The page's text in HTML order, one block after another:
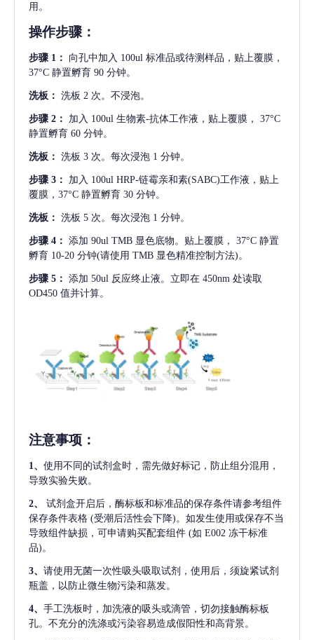
用。
操作步骤：
步骤 1： 向孔中加入 100ul 标准品或待测样品，贴上覆膜，
37°C 静置孵育 90 分钟。
洗板： 洗板 2 次。不浸泡。
步骤 2： 加入 100ul 生物素-抗体工作液，贴上覆膜， 37°C
静置孵育 60 分钟。
洗板： 洗板 3 次。每次浸泡 1 分钟。
步骤 3： 加入 100ul HRP-链霉亲和素(SABC)工作液，贴上
覆膜，37°C 静置孵育 30 分钟。
洗板： 洗板 5 次。每次浸泡 1 分钟。
步骤 4： 添加 90ul TMB 显色底物。贴上覆膜， 37°C 静置
孵育 10-20 分钟(请使用 TMB 显色精准控制方法)。
步骤 5： 添加 50ul 反应终止液。立即在 450nm 处读取
OD450 值并计算。
注意事项 ：
1、 使用不同的试剂盒时，需先做好标记，防止组分混用，
导致实验失败。
2、
试剂盒开启后，酶标板和标准品的保存条件请参考组件
保存条件表格 (受潮后活性会下降)。如发生使用或保存不当
导致组件缺损，可申请购买配套组件 (如 E002 冻干标准
品)。
3、 请使用无菌一次性吸头吸取试剂，使用后，须旋紧试剂
瓶盖，以防止微生物污染和蒸发。
4、 手工洗板时，加洗液的吸头或滴管，切勿接触酶标板
孔。不充分的洗涤或污染容易造成假阳性和高背景。